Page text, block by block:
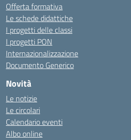
Offerta formativa
Le schede didattiche
I progetti delle classi
I progetti PON
Internazionalizzazione
Documento Generico
Novità
Le notizie
Le circolari
Calendario eventi
Albo online